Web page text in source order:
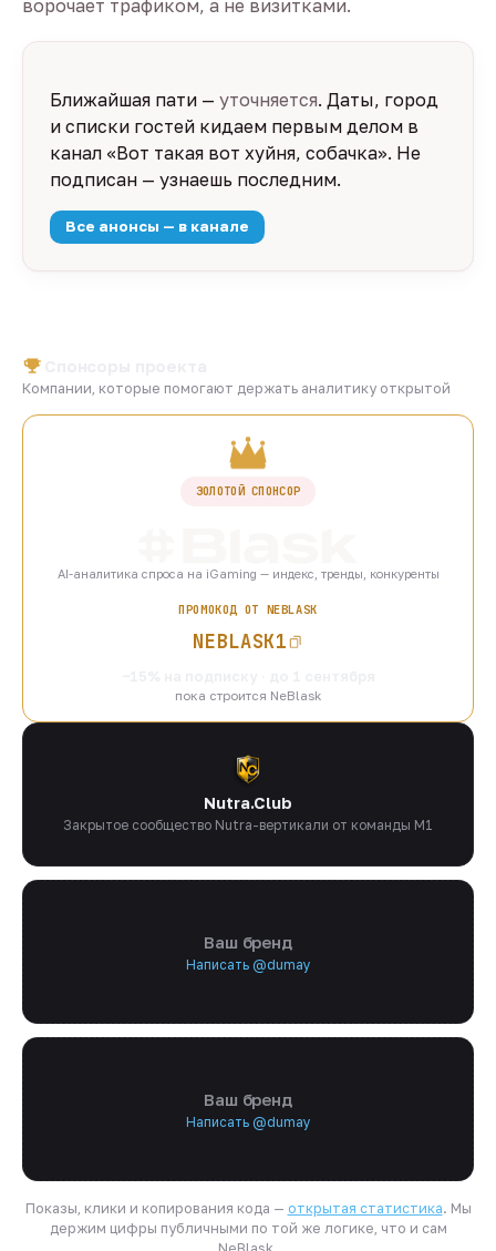
ворочает трафиком, а не визитками.
Ближайшая пати — уточняется. Даты, город
и списки гостей кидаем первым делом в
канал «Вот такая вот хуйня, собачка». Не
подписан — узнаешь последним.
Все анонсы — в канале
Компании, которые помогают держать аналитику открытой
ЗОЛОТОЙ СПОНСОР
AI-аналитика спроса на iGaming — индекс, тренды, конкуренты
ПРОМОКОД ОТ NEBLASK
NEBLASK1
пока строится NeBlask
Nutra.Club
Закрытое сообщество Nutra-вертикали от команды M1
Ваш бренд
Написать @dumay
Ваш бренд
Написать @dumay
Показы, клики и копирования кода — открытая статистика. Мы
держим цифры публичными по той же логике, что и сам